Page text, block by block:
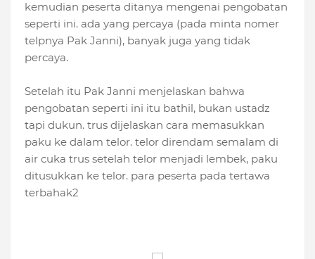
kemudian peserta ditanya mengenai pengobatan
seperti ini. ada yang percaya (pada minta nomer
telpnya Pak Janni), banyak juga yang tidak
percaya.
Setelah itu Pak Janni menjelaskan bahwa
pengobatan seperti ini itu bathil, bukan ustadz
tapi dukun. trus dijelaskan cara memasukkan
paku ke dalam telor. telor direndam semalam di
air cuka trus setelah telor menjadi lembek, paku
ditusukkan ke telor. para peserta pada tertawa
terbahak2